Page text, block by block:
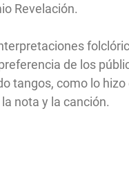
Revelación.
de los
tangos, como lo
nota y la canción.